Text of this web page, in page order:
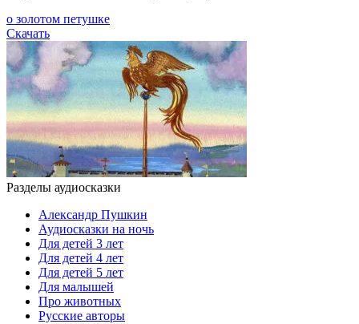
о золотом петушке
Скачать
Разделы аудиосказки
Александр Пушкин
Аудиосказки на ночь
Для детей 3 лет
Для детей 4 лет
Для детей 5 лет
Для малышей
Про животных
Русские авторы